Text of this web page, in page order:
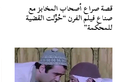
قصة صراع أصحاب المخابز مع
صناع فيلم الفرن “حُوِّلت القضية
للمحكمة”